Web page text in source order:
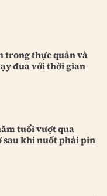
trong thực quản và
đua với thời gian
tuổi vượt qua
sau khi nuốt phải pin